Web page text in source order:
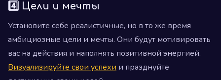
4️⃣ Цели и мечты
Установите себе реалистичные, но в то же время
амбициозные цели и мечты. Они будут мотивировать
вас на действия и наполнять позитивной энергией.
Визуализируйте свои успехи и празднуйте